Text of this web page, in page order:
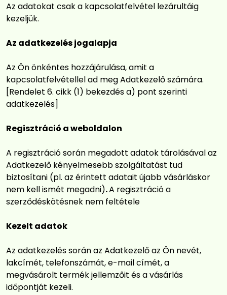
Az adatokat csak a kapcsolatfelvétel lezárultáig
kezeljük.
Az adatkezelés jogalapja
Az Ön önkéntes hozzájárulása, amit a
kapcsolatfelvétellel ad meg Adatkezelő számára.
[Rendelet 6. cikk (1) bekezdés a) pont szerinti
adatkezelés]
Regisztráció a weboldalon
A regisztráció során megadott adatok tárolásával az
Adatkezelő kényelmesebb szolgáltatást tud
biztosítani (pl. az érintett adatait újabb vásárláskor
nem kell ismét megadni).A regisztráció a
szerződéskötésnek nem feltétele
Kezelt adatok
Az adatkezelés során az Adatkezelő az Ön nevét,
lakcímét, telefonszámát, e-mail címét, a
megvásárolt termék jellemzőit és a vásárlás
időpontját kezeli.